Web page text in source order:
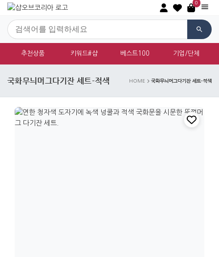
0
추천상품 키워드#샵 베스트100 기업/단체
국화무늬머그다기잔 세트-적색 HOME 국화무늬머그다기잔 세트-적색